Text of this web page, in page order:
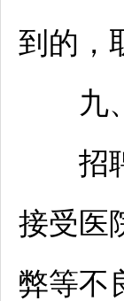
到的，
九、
招
接受医
弊等不